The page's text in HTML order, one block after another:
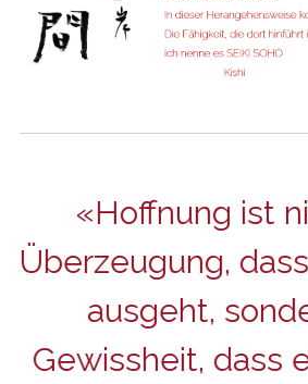
Hoffnung ist
Überzeugung,
ausgeht,
Gewissheit, dass